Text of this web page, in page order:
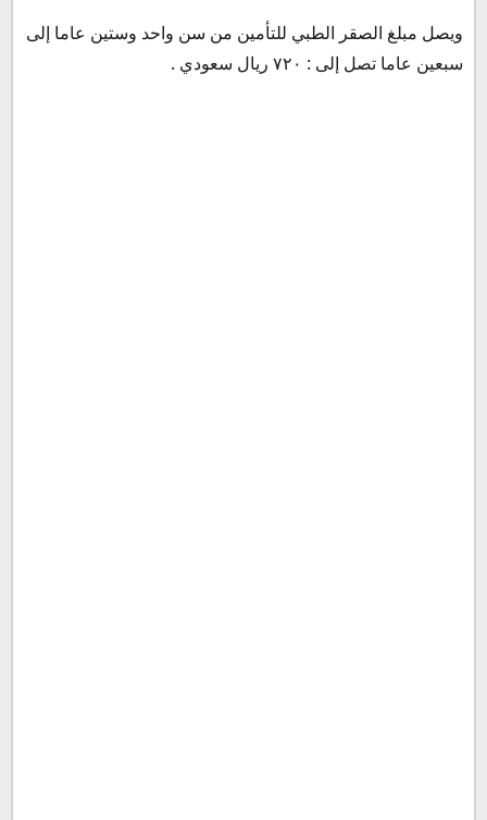
ويصل مبلغ الصقر الطبي للتأمين من سن واحد وستين عاما إلى
سبعين عاما تصل إلى : ٧٢٠ ريال سعودي .